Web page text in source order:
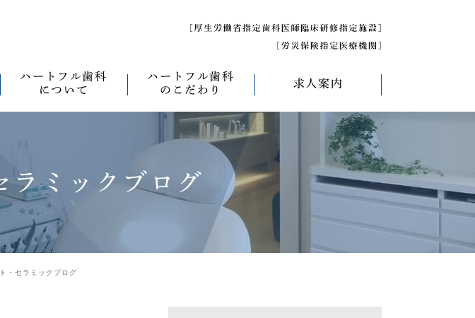
ワンデイジルコニア治療
予防・メンテナンス
オールオン4
ハートフル歯科
について
ハートフルの治療
院内設備
ハートフル歯科
グループ院の案内
ハートフル歯科
のこだわり
なるべく痛くない治療
なるべく削らない治療
なるべく抜かない治療
なるべく短期間の治療
滅菌管理について
求人案内
求人募集について
研修医募集
ラミックブログ
・セラミックブログ